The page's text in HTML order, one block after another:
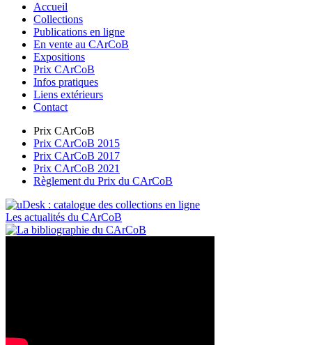
Accueil
Collections
Publications en ligne
En vente au CArCoB
Expositions
Prix CArCoB
Infos pratiques
Liens extérieurs
Contact
Prix CArCoB
Prix CArCoB 2015
Prix CArCoB 2017
Prix CArCoB 2021
Règlement du Prix du CArCoB
Les actualités du CArCoB